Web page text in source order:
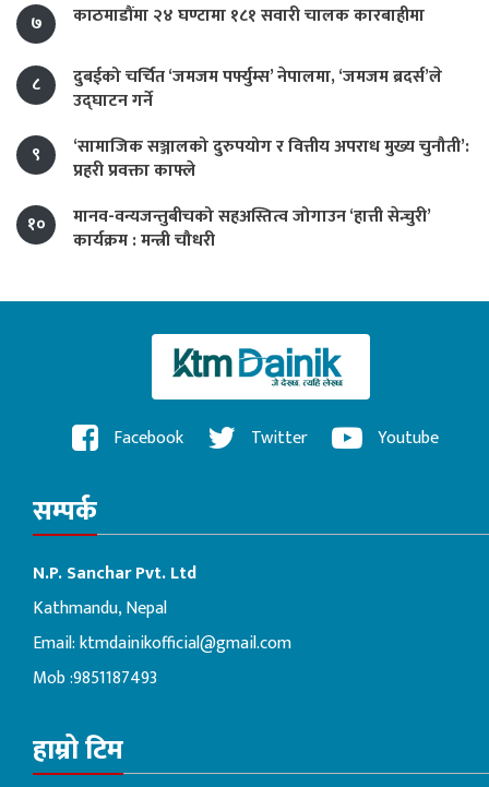
७
काठमाडौंमा २४ घण्टामा १८१ सवारी चालक कारबाहीमा
८
दुबईको चर्चित ‘जमजम पर्फ्युम्स’ नेपालमा, ‘जमजम ब्रदर्स’ले
उद्घाटन गर्ने
९
‘सामाजिक सञ्जालको दुरुपयोग र वित्तीय अपराध मुख्य चुनौती’:
प्रहरी प्रवक्ता काफ्ले
१०
मानव-वन्यजन्तुबीचको सहअस्तित्व जोगाउन ‘हात्ती सेन्चुरी’
कार्यक्रम : मन्त्री चौधरी
Facebook Twitter Youtube
सम्पर्क
N.P. Sanchar Pvt. Ltd
Kathmandu, Nepal
Email:ktmdainikofficial@gmail.com
Mob :9851187493
हाम्रो टिम